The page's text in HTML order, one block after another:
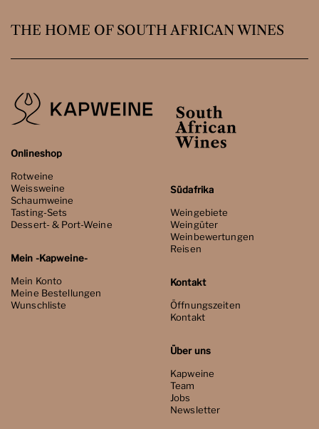
THE HOME OF SOUTH AFRICAN WINES
Onlineshop
Rotweine
Weissweine
Schaumweine
Tasting-Sets
Dessert- & Port-Weine
Mein -Kapweine-
Mein Konto
Meine Bestellungen
Wunschliste
Südafrika
Weingebiete
Weingüter
Weinbewertungen
Reisen
Kontakt
Öffnungszeiten
Kontakt
Über uns
Kapweine
Team
Jobs
Newsletter